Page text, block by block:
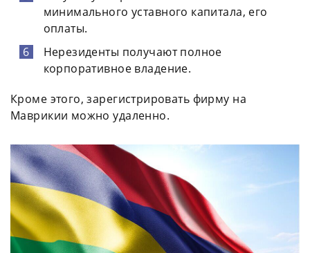
минимального уставного капитала, его
оплаты.
Нерезиденты получают полное
корпоративное владение.
Кроме этого, зарегистрировать фирму на
Маврикии можно удаленно.